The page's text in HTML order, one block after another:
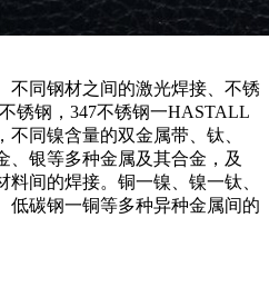
不同钢材之间的激光焊接、不锈
不锈钢， 347不锈钢一HASTALL
同镍含量的双金属带、钛、
、银等多种金属及其合金，及
间的焊接。铜一镍、镍一钛、
低碳钢一铜等多种异种金属间的